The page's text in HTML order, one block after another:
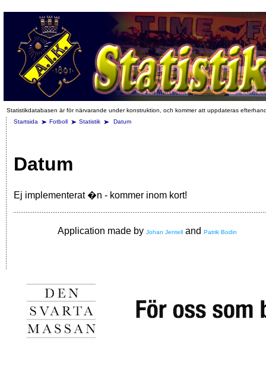
Statistikdatabasen är för närvarande under konstruktion, och kommer att uppdateras
Startsida
Fotboll Statistik Datum
Datum
Ej implementerat �n - kommer inom kort!
Application made by Johan Jentell and Patrik Bodin